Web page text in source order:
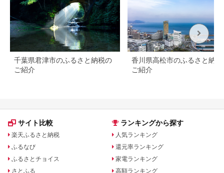
千葉県君津市のふるさと納税の
ご紹介
香川県高松市のふるさと納税
ご紹介
サイト比較
楽天ふるさと納税
ふるなび
ふるさとチョイス
さとふる
ランキングから探す
人気ランキング
還元率ランキング
家電ランキング
高額ランキング